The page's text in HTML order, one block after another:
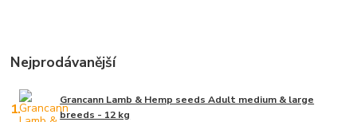
Nejprodávanější
1.
Grancann Lamb & Hemp seeds Adult medium & large
breeds - 12 kg